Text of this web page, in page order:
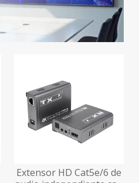
Extensor HD Cat5e/6 de